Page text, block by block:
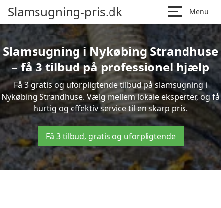
Slamsugning-pris.dk Menu
Slamsugning i Nykøbing Strandhuse
– få 3 tilbud på professionel hjælp
Få 3 gratis og uforpligtende tilbud på slamsugning i
Nykøbing Strandhuse. Vælg mellem lokale eksperter, og få
hurtig og effektiv service til en skarp pris.
Få 3 tilbud, gratis og uforpligtende